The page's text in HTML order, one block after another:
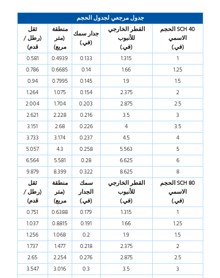
جدول مرجعي لجدول الحجم
SCH 40 الحجم
الاسمي
(في.)
القطر الخارجي
للأنبوب
(في.)
جدارسمك
(في.)
منطقة
(متر
مربع)
ثقل
(رطل /
قدم)
1
1.315
0.133
0.4939
0.581
1.25
1.66
0.14
0.6685
0.786
1.5
1.9
0.145
0.7995
0.94
2
2.375
0.154
1.075
1.264
2.5
2.875
0.203
1.704
2.004
3
3.5
0.216
2.228
2.621
3.5
4
0.226
2.68
3.151
4
4.5
0.237
3.174
3.733
5
5.563
0.258
4.3
5.057
6
6.625
0.28
5.581
6.564
8
8.625
0.322
8.399
9.879
80 SCH الحجم
الاسمي
(في.)
القطر الخارجي
للأنبوب
(في.)
سمك
الجدار
(في.)
منطقة
(متر
مربع)
ثقل
(رطل /
قدم)
1
1.315
0.179
0.6388
0.751
1.25
1.66
0.191
0.8815
1.037
1.5
1.9
0.2
1.068
1.256
2
2.375
0.218
1.477
1.737
2.5
2.875
0.276
2.254
2.65
3
3.5
0.3
3.016
3.547